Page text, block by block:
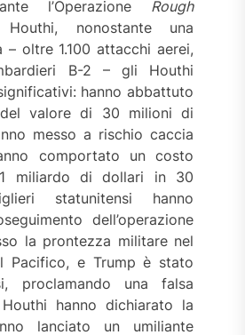
l’Operazione Rough
nonostante una
– oltre 1.100 attacchi aerei,
B-2 – gli Houthi
hanno abbattuto
valore di 30 milioni di
messo a rischio caccia
comportato un costo
miliardo di dollari in 30
statunitensi hanno
dell’operazione
la prontezza militare nel
Pacifico, e Trump è stato
proclamando una falsa
hanno dichiarato la
lanciato un umiliante